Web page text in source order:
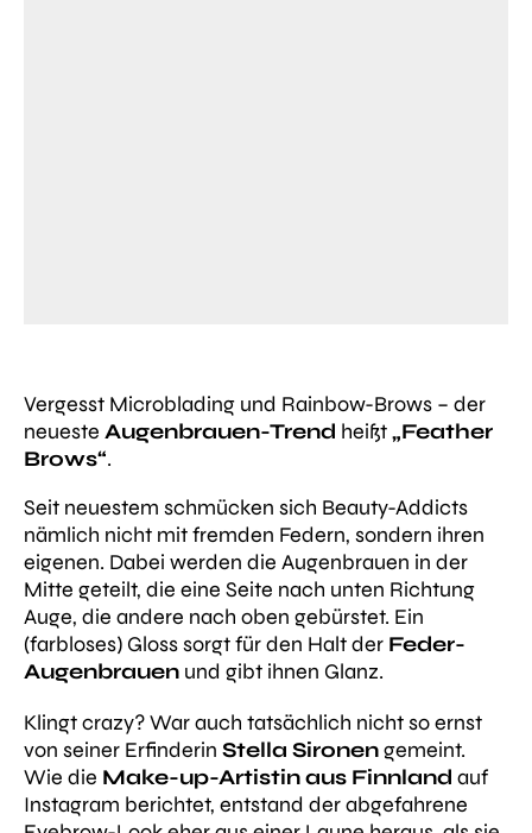
Vergesst Microblading und Rainbow-Brows – der
neueste Augenbrauen-Trend heißt„Feather
Brows“.
Seit neuestem schmücken sich Beauty-Addicts
nämlich nicht mit fremden Federn, sondern ihren
eigenen. Dabei werden die Augenbrauen in der
Mitte geteilt, die eine Seite nach unten Richtung
Auge, die andere nach oben gebürstet. Ein
(farbloses) Gloss sorgt für den Halt der Feder-
Augenbrauen und gibt ihnen Glanz.
Klingt crazy? War auch tatsächlich nicht so ernst
von seiner Erfinderin Stella Sironengemeint.
Wie die Make-up-Artistin aus Finnland auf
Instagram berichtet, entstand der abgefahrene